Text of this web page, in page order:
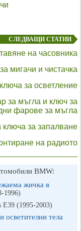
СЛЕДВАЩИ СТАТИИ
на часовника
мигачи и чистачка
за осветление
за мъгла и ключ за
фарове за мъгла
за запалване
на радиото
BMW:
жичка в
1996)
E39 (1995-2003)
тела